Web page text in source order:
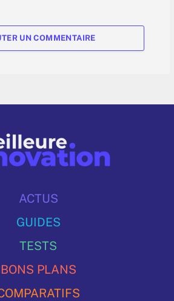
UN COMMENTAIRE
ACTUS
GUIDES
TESTS
BONS PLANS